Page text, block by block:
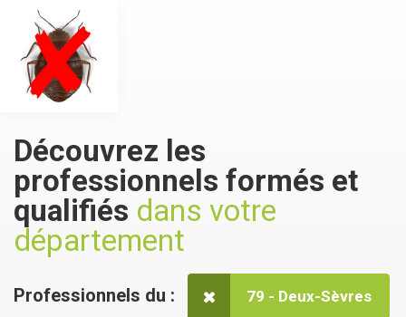
Découvrez les
professionnels formés et
qualifiés dans votre
département
Professionnels du : 79 - Deux-Sèvres